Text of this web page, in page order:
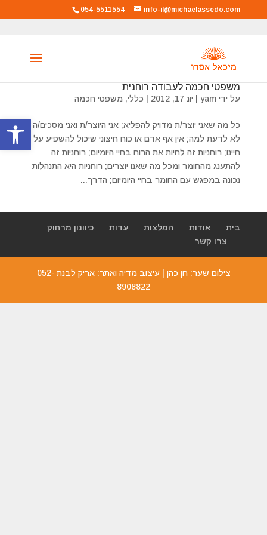
054-5511554 info-il@michaelassedo.com
משפטי חכמה לעבודה רוחנית
על ידי yam
| יונ 17, 2012 כללי, משפטי חכמה
כל מה שאני יוצר/ת מדויק להפליא; אני היוצר/ת ואני מסכים/ה
לא לדעת למה; אין אף אדם או כוח חיצוני שיכול להשפיע על
חיינו; רוחניות זה לחיות את הרוח בחיי היומיום; רוחניות זה
להתענג מהחומר ומכל מה שאנו יוצרים; רוחניות היא התנהלות
נכונה במפגש עם החומר בחיי היומיום; הדרך...
בית אודות המלצות עדות
כיוונון מרחוק
צרו קשר
צילום שער: חן כהן | עיצוב מדיה ואתר: אריק לבנת 052-
8908822
פתח